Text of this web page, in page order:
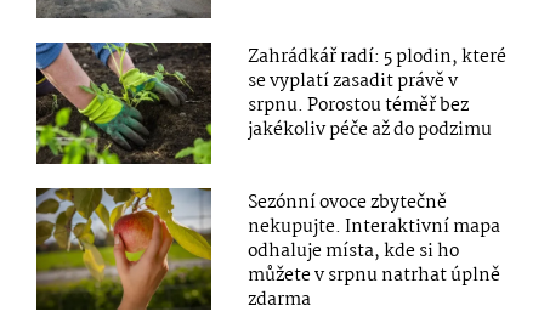
Zahrádkář radí: 5 plodin, které
se vyplatí zasadit právě v
srpnu. Porostou téměř bez
jakékoliv péče až do podzimu
Sezónní ovoce zbytečně
nekupujte. Interaktivní mapa
odhaluje místa, kde si ho
můžete v srpnu natrhat úplně
zdarma